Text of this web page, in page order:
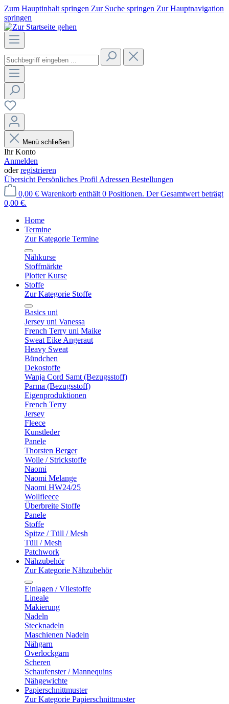
Zum Hauptinhalt springen Zur Suche springen Zur Hauptnavigation
springen
Menü schließen
Ihr Konto
Anmelden
oderregistrieren
Übersicht Persönliches Profil Adressen Bestellungen
0,00 € Warenkorb enthält 0 Positionen. Der Gesamtwert beträgt
0,00 €.
Home
Termine
Zur Kategorie Termine
Nähkurse
Stoffmärkte
Plotter Kurse
Stoffe
Zur Kategorie Stoffe
Basics uni
Jersey uni Vanessa
French Terry uni Maike
Sweat Eike Angeraut
Heavy Sweat
Bündchen
Dekostoffe
Wanja Cord Samt (Bezugsstoff)
Parma (Bezugsstoff)
Eigenproduktionen
French Terry
Jersey
Fleece
Kunstleder
Panele
Thorsten Berger
Wolle / Strickstoffe
Naomi
Naomi Melange
Naomi HW24/25
Wollfleece
Überbreite Stoffe
Panele
Stoffe
Spitze / Tüll / Mesh
Tüll / Mesh
Patchwork
Nähzubehör
Zur Kategorie Nähzubehör
Einlagen / Vliestoffe
Lineale
Makierung
Nadeln
Stecknadeln
Maschienen Nadeln
Nähgarn
Overlockgarn
Scheren
Schaufenster / Mannequins
Nähgewichte
Papierschnittmuster
Zur Kategorie Papierschnittmuster